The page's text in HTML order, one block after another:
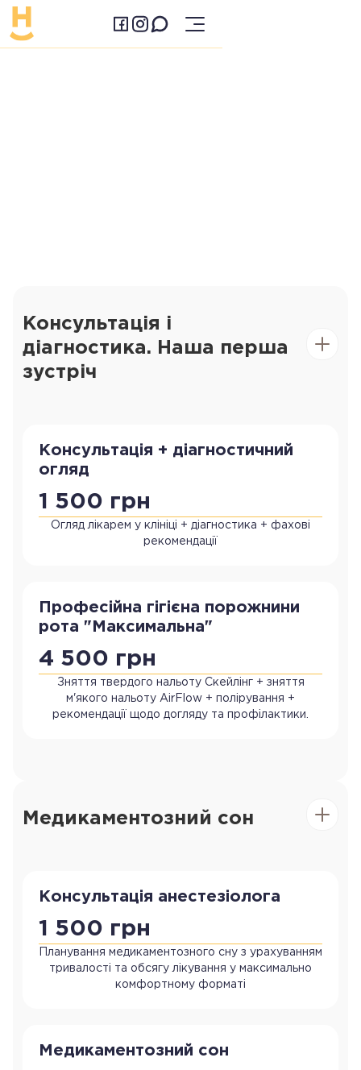
Консультація і
діагностика. Наша перша
зустріч
Консультація + діагностичний
огляд
1 500 грн
Огляд лікарем у клініці + діагностика + фахові
рекомендації
Професійна гігієна порожнини
рота "Максимальна"
4 500 грн
Зняття твердого нальоту Скейлінг + зняття
м'якого нальоту AirFlow + полірування +
рекомендації щодо догляду та профілактики.
Медикаментозний сон
Консультація анестезіолога
1 500 грн
Планування медикаментозного сну з урахуванням
тривалості та обсягу лікування у максимально
комфортному форматі
Медикаментозний сон